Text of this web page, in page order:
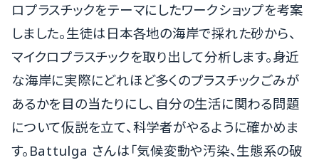
ロプラスチックをテーマにしたワークショップを考案
しました。生徒は日本各地の海岸で採れた砂から、
マイクロプラスチックを取り出して分析します。身近
な海岸に実際にどれほど多くのプラスチックごみが
あるかを目の当たりにし、自分の生活に関わる問題
について仮説を立て、科学者がやるように確かめま
す。Battulga さんは「気候変動や汚染、生態系の破